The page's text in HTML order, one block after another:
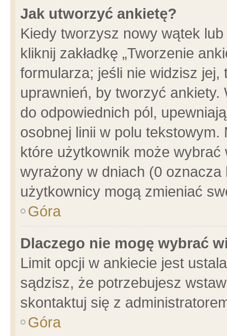
Jak utworzyć ankietę?
Kiedy tworzysz nowy wątek
kliknij zakładkę „Tworzenie
formularza; jeśli nie widzisz
uprawnień, by tworzyć ankiety.
do odpowiednich pól,
osobnej linii w polu
które użytkownik może
wyrażony w dniach (0
użytkownicy mogą zmieniać
Góra
Dlaczego nie mogę wybrać
Limit opcji w ankiecie jest
sądzisz, że potrzebujesz
skontaktuj się z
Góra